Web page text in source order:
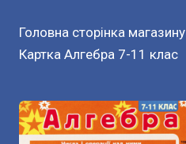
Головна сторінка магазину
Картка Алгебра 7-11 клас